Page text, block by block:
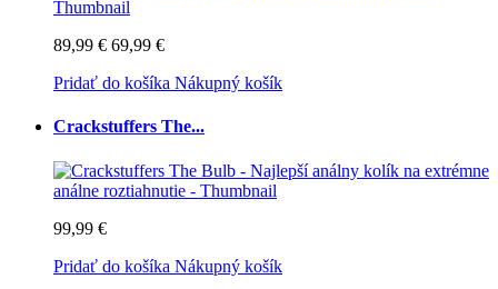
89,99 € 69,99 €
Pridať do košíka Nákupný košík
Crackstuffers The...
99,99 €
Pridať do košíka Nákupný košík